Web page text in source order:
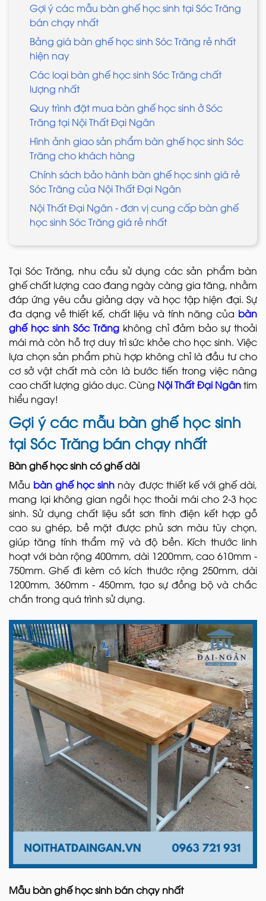
Gợi ý các mẫu bàn ghế học sinh tại Sóc Trăng
bán chạy nhất
Bảng giá bàn ghế học sinh Sóc Trăng rẻ nhất
hiện nay
Các loại bàn ghế học sinh Sóc Trăng chất
lượng nhất
Quy trình đặt mua bàn ghế học sinh ở Sóc
Trăng tại Nội Thất Đại Ngân
Hình ảnh giao sản phẩm bàn ghế học sinh Sóc
Trăng cho khách hàng
Chính sách bảo hành bàn ghế học sinh giá rẻ
Sóc Trăng của Nội Thất Đại Ngân
Nội Thất Đại Ngân - đơn vị cung cấp bàn ghế
học sinh Sóc Trăng giá rẻ nhất
Tại Sóc Trăng, nhu cầu sử dụng các sản phẩm bàn
ghế chất lượng cao đang ngày càng gia tăng, nhằm
đáp ứng yêu cầu giảng dạy và học tập hiện đại. Sự
đa dạng về thiết kế, chất liệu và tính năng của bàn
ghế học sinh Sóc Trăng không chỉ đảm bảo sự thoải
mái mà còn hỗ trợ duy trì sức khỏe cho học sinh. Việc
lựa chọn sản phẩm phù hợp không chỉ là đầu tư cho
cơ sở vật chất mà còn là bước tiến trong việc nâng
cao chất lượng giáo dục. Cùng Nội Thất Đại Ngântim
hiểu ngay!
Gợi ý các mẫu bàn ghế học sinh
tại Sóc Trăng bán chạy nhất
Bàn ghế học sinh có ghế dài
Mẫu bàn ghế học sinh này được thiết kế với ghế dài,
mang lại không gian ngồi học thoải mái cho 2-3 học
sinh. Sử dụng chất liệu sắt sơn tĩnh điện kết hợp gỗ
cao su ghép, bề mặt được phủ sơn màu tùy chọn,
giúp tăng tính thẩm mỹ và độ bền. Kích thước linh
hoạt với bàn rộng 400mm, dài 1200mm, cao 610mm -
750mm. Ghế đi kèm có kích thước rộng 250mm, dài
1200mm, 360mm - 450mm, tạo sự đồng bộ và chắc
chắn trong quá trình sử dụng.
Mẫu bàn ghế học sinh bán chạy nhất